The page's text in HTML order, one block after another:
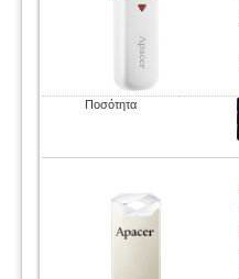
Ποσότητα